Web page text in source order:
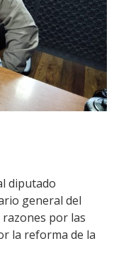
diputado
general del
por las
la reforma de la